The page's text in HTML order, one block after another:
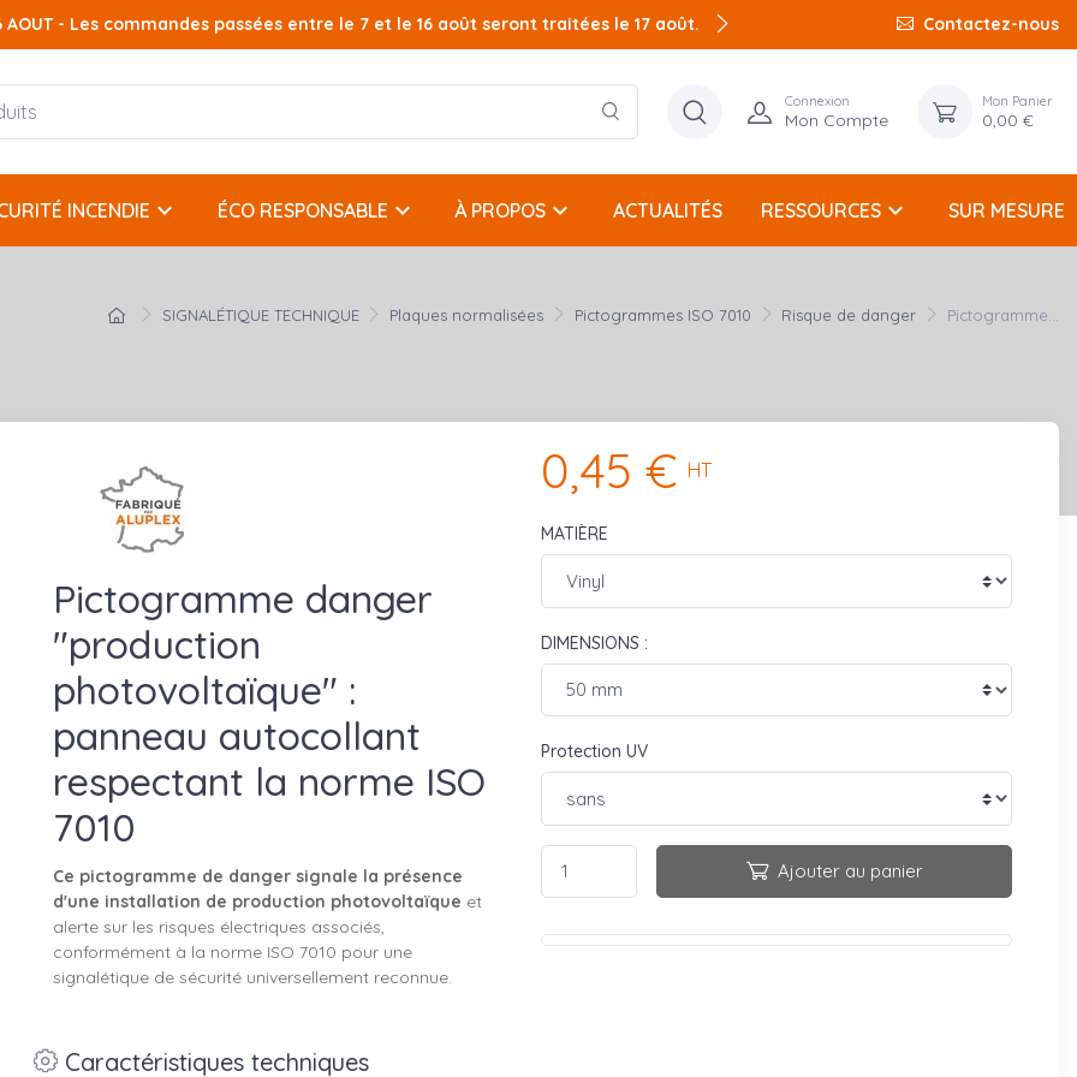
AOUT - Les commandes passées entre le 7 et le 16 août seront traitées le 17 août.
AOUT - Les commandes passées entre le 7 et le 16 août seront traitées le 17 août. Contactez-nous
Connexion
Mon Compte
Mon Panier
0,00 €
INCENDIE keyboard_arrow_down ÉCO RESPONSABLE keyboard_arrow_down À PROPOS keyboard_arrow_down ACTUALITÉS RESSOURCES keyboard_arrow_down SUR MESURE
SIGNALÉTIQUE TECHNIQUE Plaques normalisées Pictogrammes ISO 7010 Risque de danger Pictogramme...
Pictogramme danger
"production
photovoltaïque" :
panneau autocollant
respectant la norme ISO
7010
Ce pictogramme de danger signale la présence
d'une installation de production photovoltaïque et
alerte sur les risques électriques associés,
conformément à la norme ISO 7010 pour une
signalétique de sécurité universellement reconnue.
Caractéristiques techniques
0,45 € HT
MATIÈRE
DIMENSIONS :
Protection UV
Ajouter au panier